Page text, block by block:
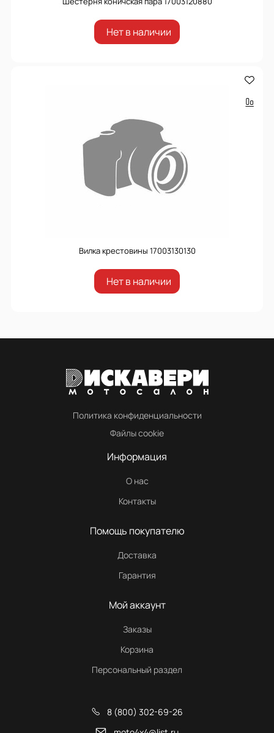
Нет в наличии
Вилка крестовины 17003130130
Нет в наличии
Политика конфиденциальности
Файлы cookie
Информация
О нас
Контакты
Помощь покупателю
Доставка
Гарантия
Мой аккаунт
Заказы
Корзина
Персональный раздел
8 (800) 302-69-26